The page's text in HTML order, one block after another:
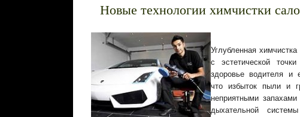
Новые технологии химчистки
Углубленная
с эстетической
здоровье водителя и
что избыток пыли и
неприятными
дыхательной